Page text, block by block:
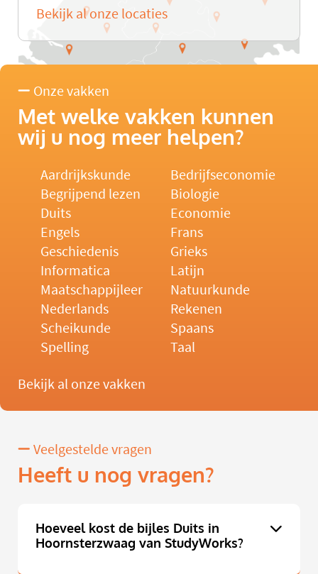
Bekijk al onze locaties
Onze vakken
Met welke vakken kunnen
wij u nog meer helpen?
Aardrijkskunde
Bedrijfseconomie
Begrijpend lezen
Biologie
Duits
Economie
Engels
Frans
Geschiedenis
Grieks
Informatica
Latijn
Maatschappijleer
Natuurkunde
Nederlands
Rekenen
Scheikunde
Spaans
Spelling
Taal
Bekijk al onze vakken
Veelgestelde vragen
Heeft u nog vragen?
Hoeveel kost de bijles Duits in
Hoornsterzwaag van StudyWorks?